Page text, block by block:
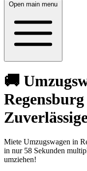
Open main menu
🚚
Miete Umzugswagen in
in nur 58 Sekunden
umziehen!